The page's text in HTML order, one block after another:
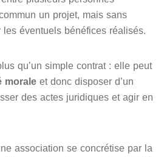
un projet, mais sans
les éventuels bénéfices réalisés.
qu’un simple contrat : elle peut
morale et donc disposer d’un
des actes juridiques et agir en
association se concrétise par la